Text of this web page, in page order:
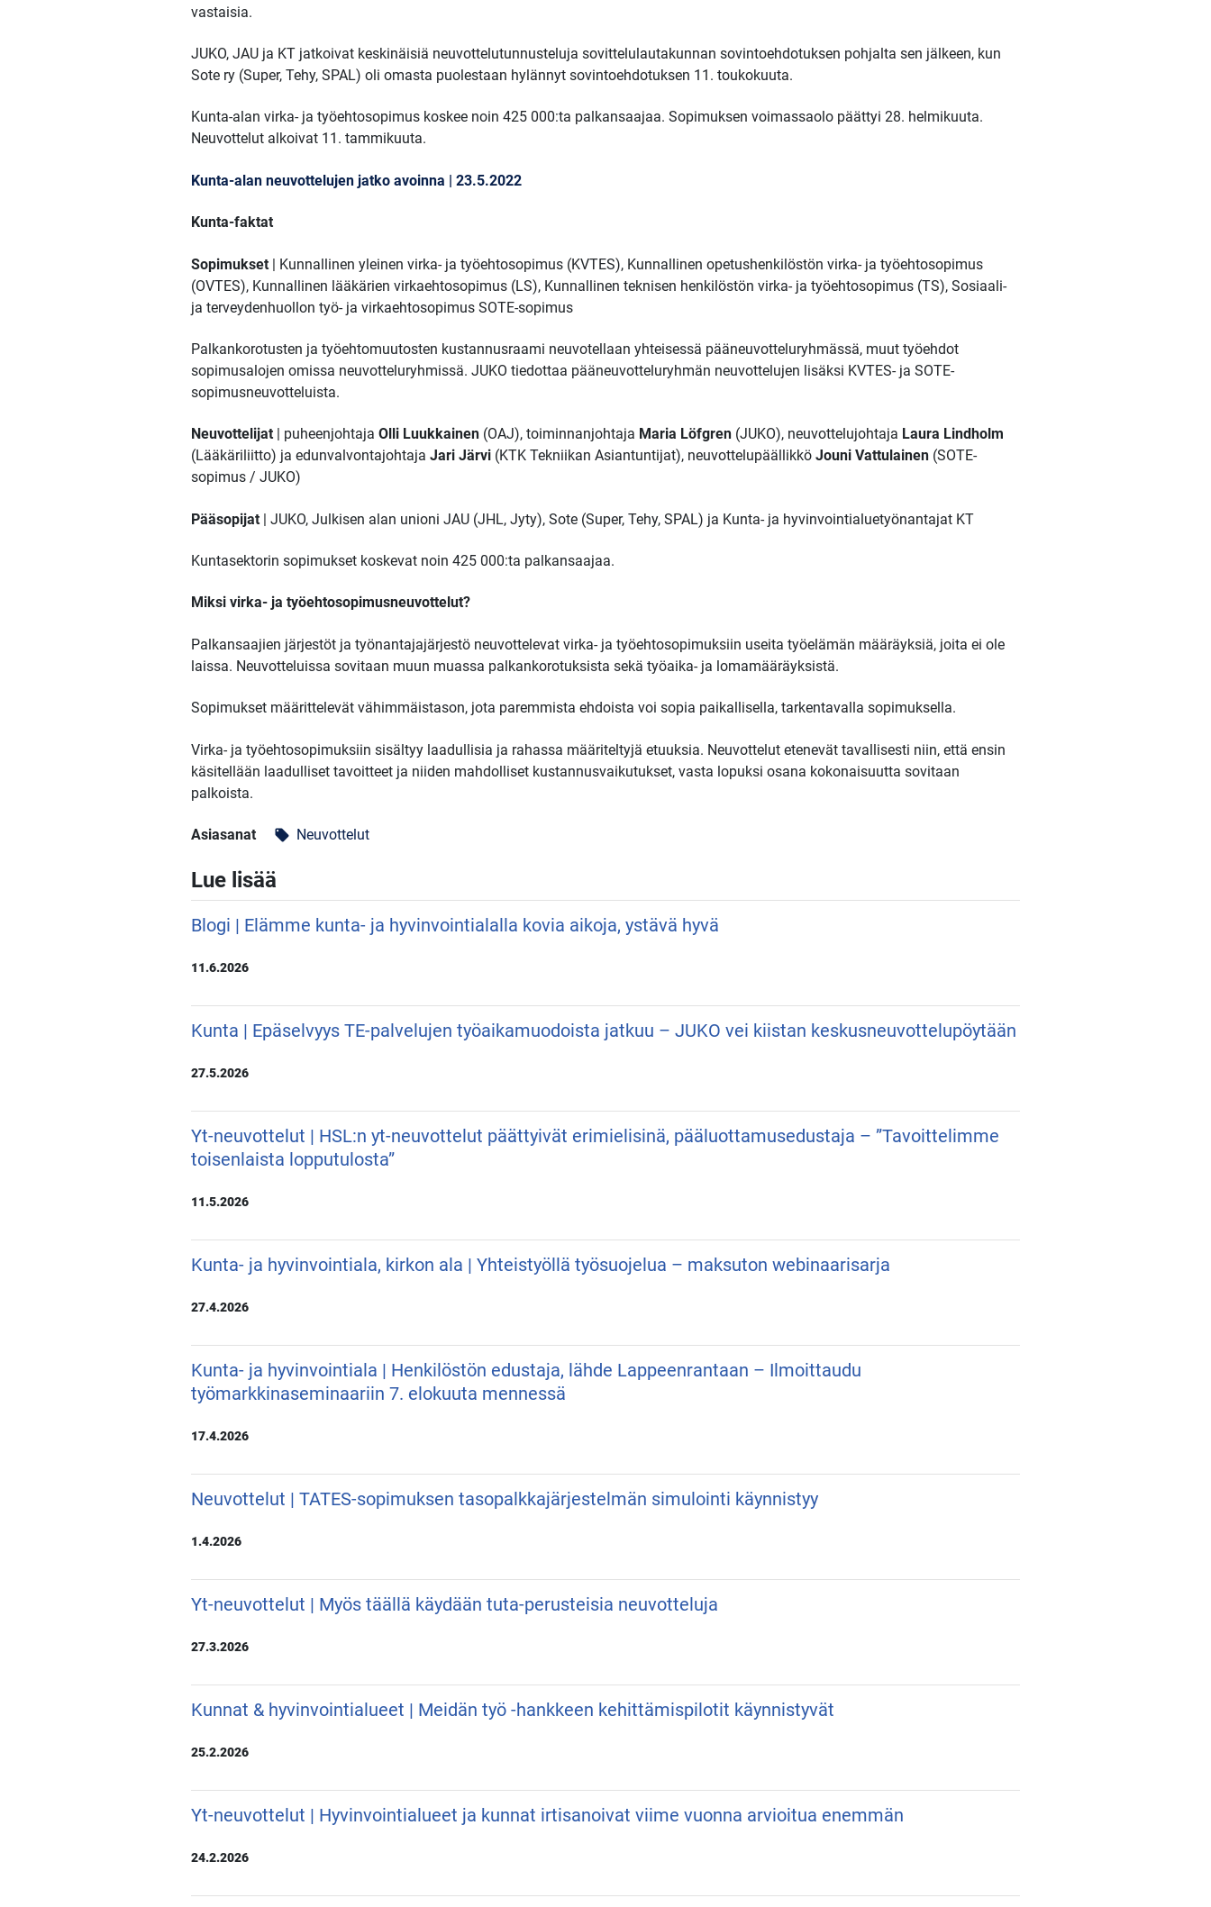
vastaisia.
JUKO, JAU ja KT jatkoivat keskinäisiä neuvottelutunnusteluja sovittelulautakunnan sovintoehdotuksen pohjalta sen jälkeen, kun
Sote ry (Super, Tehy, SPAL) oli omasta puolestaan hylännyt sovintoehdotuksen 11. toukokuuta.
Kunta-alan virka- ja työehtosopimus koskee noin 425 000:ta palkansaajaa. Sopimuksen voimassaolo päättyi 28. helmikuuta.
Neuvottelut alkoivat 11. tammikuuta.
Kunta-alan neuvottelujen jatko avoinna | 23.5.2022
Kunta-faktat
Sopimukset | Kunnallinen yleinen virka- ja työehtosopimus (KVTES), Kunnallinen opetushenkilöstön virka- ja työehtosopimus
(OVTES), Kunnallinen lääkärien virkaehtosopimus (LS), Kunnallinen teknisen henkilöstön virka- ja työehtosopimus (TS), Sosiaali-
ja terveydenhuollon työ- ja virkaehtosopimus SOTE-sopimus
Palkankorotusten ja työehtomuutosten kustannusraami neuvotellaan yhteisessä pääneuvotteluryhmässä, muut työehdot
sopimusalojen omissa neuvotteluryhmissä. JUKO tiedottaa pääneuvotteluryhmän neuvottelujen lisäksi KVTES- ja SOTE-
sopimusneuvotteluista.
Neuvottelijat | puheenjohtaja Olli Luukkainen (OAJ), toiminnanjohtaja Maria Löfgren(JUKO), neuvottelujohtaja Laura Lindholm
(Lääkäriliitto) ja edunvalvontajohtaja Jari Järvi(KTK Tekniikan Asiantuntijat), neuvottelupäällikkö Jouni Vattulainen (SOTE-
sopimus / JUKO)
Pääsopijat| JUKO, Julkisen alan unioni JAU (JHL, Jyty), Sote (Super, Tehy, SPAL) ja Kunta- ja hyvinvointialuetyönantajat KT
Kuntasektorin sopimukset koskevat noin 425 000:ta palkansaajaa.
Miksi virka- ja työehtosopimusneuvottelut?
Palkansaajien järjestöt ja työnantajajärjestö neuvottelevat virka- ja työehtosopimuksiin useita työelämän määräyksiä, joita ei ole
laissa. Neuvotteluissa sovitaan muun muassa palkankorotuksista sekä työaika- ja lomamääräyksistä.
Sopimukset määrittelevät vähimmäistason, jota paremmista ehdoista voi sopia paikallisella, tarkentavalla sopimuksella.
Virka- ja työehtosopimuksiin sisältyy laadullisia ja rahassa määriteltyjä etuuksia. Neuvottelut etenevät tavallisesti niin, että ensin
käsitellään laadulliset tavoitteet ja niiden mahdolliset kustannusvaikutukset, vasta lopuksi osana kokonaisuutta sovitaan
palkoista.
Asiasanat local_offer Neuvottelut
Lue lisää
Blogi | Elämme kunta- ja hyvinvointialalla kovia aikoja, ystävä hyvä
11.6.2026
Kunta | Epäselvyys TE-palvelujen työaikamuodoista jatkuu – JUKO vei kiistan keskusneuvottelupöytään
27.5.2026
Yt-neuvottelut | HSL:n yt-neuvottelut päättyivät erimielisinä, pääluottamusedustaja – ”Tavoittelimme
toisenlaista lopputulosta”
11.5.2026
Kunta- ja hyvinvointiala, kirkon ala | Yhteistyöllä työsuojelua – maksuton webinaarisarja
27.4.2026
Kunta- ja hyvinvointiala | Henkilöstön edustaja, lähde Lappeenrantaan – Ilmoittaudu
työmarkkinaseminaariin 7. elokuuta mennessä
17.4.2026
Neuvottelut | TATES-sopimuksen tasopalkkajärjestelmän simulointi käynnistyy
1.4.2026
Yt-neuvottelut | Myös täällä käydään tuta-perusteisia neuvotteluja
27.3.2026
Kunnat & hyvinvointialueet | Meidän työ -hankkeen kehittämispilotit käynnistyvät
25.2.2026
Yt-neuvottelut | Hyvinvointialueet ja kunnat irtisanoivat viime vuonna arvioitua enemmän
24.2.2026